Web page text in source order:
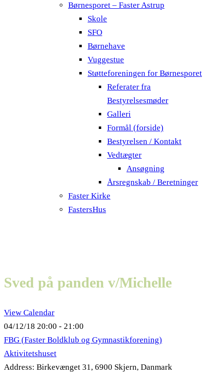
Børnesporet – Faster Astrup
Skole
SFO
Børnehave
Vuggestue
Støtteforeningen for Børnesporet
Referater fra
Bestyrelsesmøder
Galleri
Formål (forside)
Bestyrelsen / Kontakt
Vedtægter
Ansøgning
Årsregnskab / Beretninger
Faster Kirke
FastersHus
Sved på panden v/Michelle
View Calendar
04/12/18 20:00 - 21:00
FBG (Faster Boldklub og Gymnastikforening)
Aktivitetshuset
Address: Birkevænget 31, 6900 Skjern, Danmark